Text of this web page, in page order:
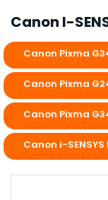
Canon I-
Canon Pixma
Canon Pixma
Canon Pixma
Canon i-SENSYS